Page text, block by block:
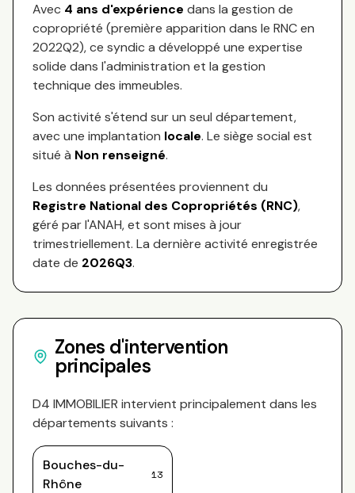
Avec 4 ans d'expérience dans la gestion de
copropriété (première apparition dans le RNC en
2022Q2), ce syndic a développé une expertise
solide dans l'administration et la gestion
technique des immeubles.
Son activité s'étend surun seul département,
avec une implantation locale. Le siège social est
situé à Non renseigné.
Les données présentées proviennent du
Registre National des Copropriétés (RNC),
géré par l'ANAH, et sont mises à jour
trimestriellement. La dernière activité enregistrée
date de 2026Q3.
Zones d'intervention
principales
D4 IMMOBILIER intervient principalement dans les
départements suivants :
Bouches-du-
Rhône
13